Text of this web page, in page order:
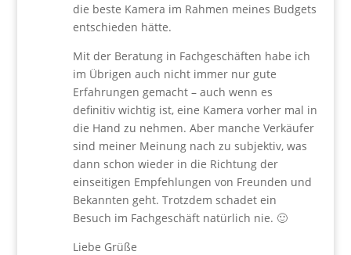
die beste Kamera im Rahmen meines Budgets
entschieden hätte.
Mit der Beratung in Fachgeschäften habe ich
im Übrigen auch nicht immer nur gute
Erfahrungen gemacht – auch wenn es
definitiv wichtig ist, eine Kamera vorher mal in
die Hand zu nehmen. Aber manche Verkäufer
sind meiner Meinung nach zu subjektiv, was
dann schon wieder in die Richtung der
einseitigen Empfehlungen von Freunden und
Bekannten geht. Trotzdem schadet ein
Besuch im Fachgeschäft natürlich nie. 🙂
Liebe Grüße